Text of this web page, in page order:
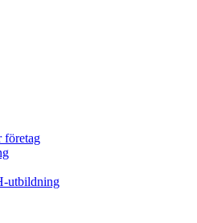
företag
utbildning